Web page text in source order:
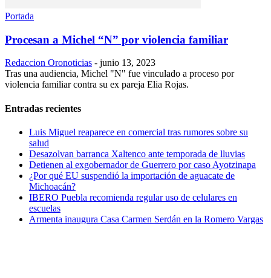
Portada
Procesan a Michel “N” por violencia familiar
Redaccion Oronoticias - junio 13, 2023
Tras una audiencia, Michel "N" fue vinculado a proceso por
violencia familiar contra su ex pareja Elia Rojas.
Entradas recientes
Luis Miguel reaparece en comercial tras rumores sobre su
salud
Desazolvan barranca Xaltenco ante temporada de lluvias
Detienen al exgobernador de Guerrero por caso Ayotzinapa
¿Por qué EU suspendió la importación de aguacate de
Michoacán?
IBERO Puebla recomienda regular uso de celulares en
escuelas
Armenta inaugura Casa Carmen Serdán en la Romero Vargas